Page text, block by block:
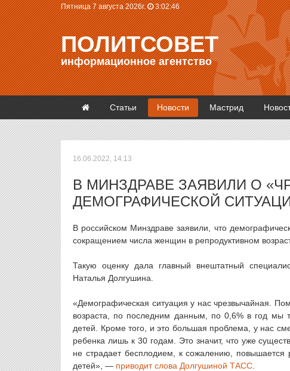
Пятница 7 августа 2026г. 3:02:46
ПОЛИТСОВЕТ
информационное агентство
Статьи Новости Мастрид
16.06.2022, 14:13
В МИНЗДРАВЕ ЗАЯВИЛИ О
ДЕМОГРАФИЧЕСКОЙ
В российском Минздраве заявили, что
сокращением числа женщин в репродуктивном
Такую оценку дала главный внештатный
Наталья Долгушина.
«Демографическая ситуация у нас чрезвычайная.
возраста, по последним данным, по 0,6% в год мы
детей. Кроме того, и это большая проблема, у нас
ребенка лишь к 30 годам. Это значит, что уже
не страдает бесплодием, к сожалению,
детей», — приводит слова Долгушиной ТАСС